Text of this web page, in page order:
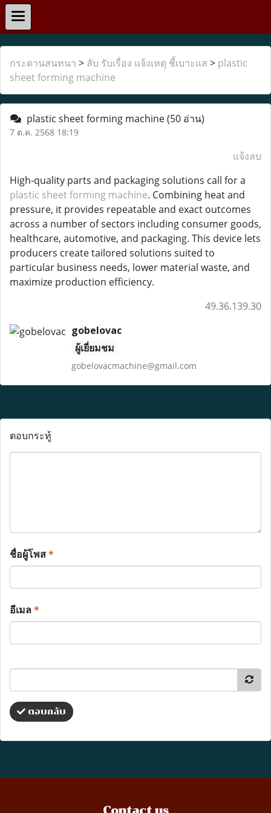
กระดานสนทนา > ลับ รับเรื่อง แจ้งเหตุ ชี้เบาะแส > plastic
sheet forming machine
plastic sheet forming machine(50 อ่าน)
7 ต.ค. 2568 18:19
แจ้งลบ
High-quality parts and packaging solutions call for a
plastic sheet forming machine. Combining heat and
pressure, it provides repeatable and exact outcomes
across a number of sectors including consumer goods,
healthcare, automotive, and packaging. This device lets
producers create tailored solutions suited to
particular business needs, lower material waste, and
maximize production efficiency.
49.36.139.30
gobelovac
ผู้เยี่ยมชม
gobelovacmachine@gmail.com
ตอบกระทู้
ชื่อผู้โพส*
อีเมล*
ตอบกลับ